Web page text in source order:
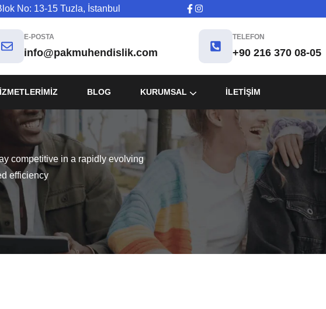
No: 13-15 Tuzla, İstanbul
E-POSTA
info@pakmuhendislik.com
TELEFON
+90 216 370 08-05
BLOG KURUMSAL İLETIŞIM
competitive in a rapidly evolving
efficiency